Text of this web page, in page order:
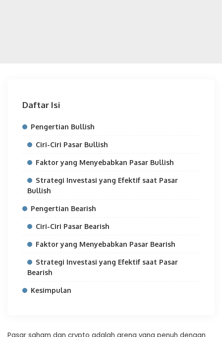
Daftar Isi
Pengertian Bullish
Ciri-Ciri Pasar Bullish
Faktor yang Menyebabkan Pasar Bullish
Strategi Investasi yang Efektif saat Pasar
Bullish
Pengertian Bearish
Ciri-Ciri Pasar Bearish
Faktor yang Menyebabkan Pasar Bearish
Strategi Investasi yang Efektif saat Pasar
Bearish
Kesimpulan